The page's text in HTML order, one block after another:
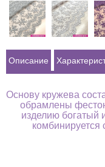
Описание
Основу кружева
обрамлены
изделию богатый
комбинируется